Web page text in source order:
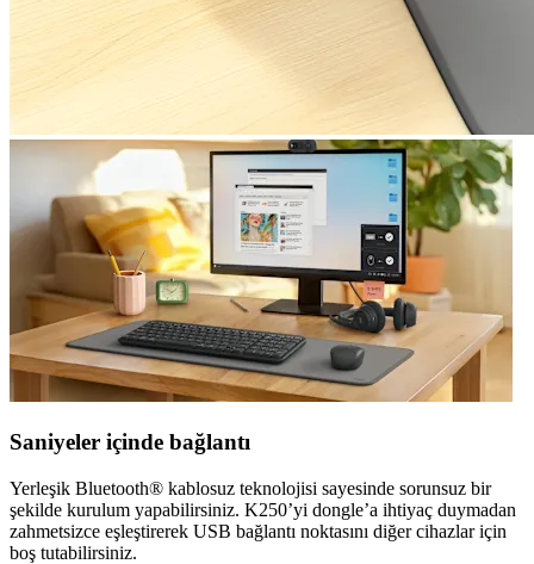
Saniyeler içinde bağlantı
Yerleşik Bluetooth® kablosuz teknolojisi sayesinde sorunsuz bir
şekilde kurulum yapabilirsiniz. K250’yi dongle’a ihtiyaç duymadan
zahmetsizce eşleştirerek USB bağlantı noktasını diğer cihazlar için
boş tutabilirsiniz.